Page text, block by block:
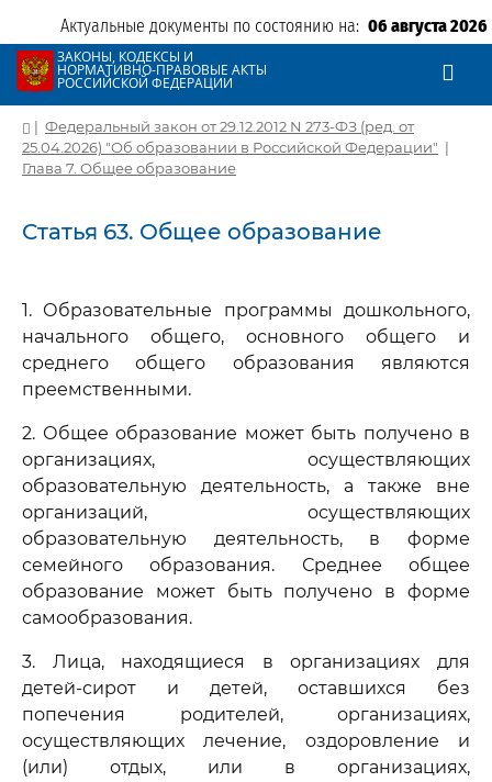
Актуальные документы по состоянию на: 06 августа 2026
ЗАКОНЫ, КОДЕКСЫ И
НОРМАТИВНО-ПРАВОВЫЕ АКТЫ
РОССИЙСКОЙ ФЕДЕРАЦИИ
| Федеральный закон от 29.12.2012 N 273-ФЗ (ред. от
25.04.2026) "Об образовании в Российской Федерации" |
Глава 7. Общее образование
Статья 63. Общее образование
1. Образовательные программы дошкольного,
начального общего, основного общего и
среднего общего образования являются
преемственными.
2. Общее образование может быть получено в
организациях, осуществляющих
образовательную деятельность, а также вне
организаций, осуществляющих
образовательную деятельность, в форме
семейного образования. Среднее общее
образование может быть получено в форме
самообразования.
3. Лица, находящиеся в организациях для
детей-сирот и детей, оставшихся без
попечения родителей, организациях,
осуществляющих лечение, оздоровление и
(или) отдых, или в организациях,